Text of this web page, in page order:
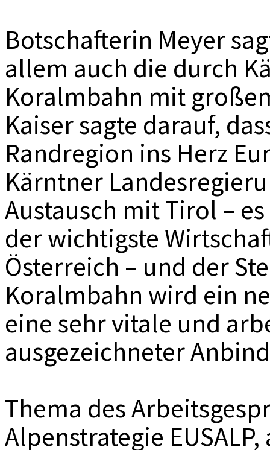
Botschafterin Meyer
allem auch die durch
Koralmbahn mit
Kaiser sagte darauf,
Randregion ins Herz
Kärntner
Austausch mit Tirol –
der wichtigste
Österreich – und der
Koralmbahn wird ein
eine sehr vitale und
ausgezeichneter
Thema des
Alpenstrategie